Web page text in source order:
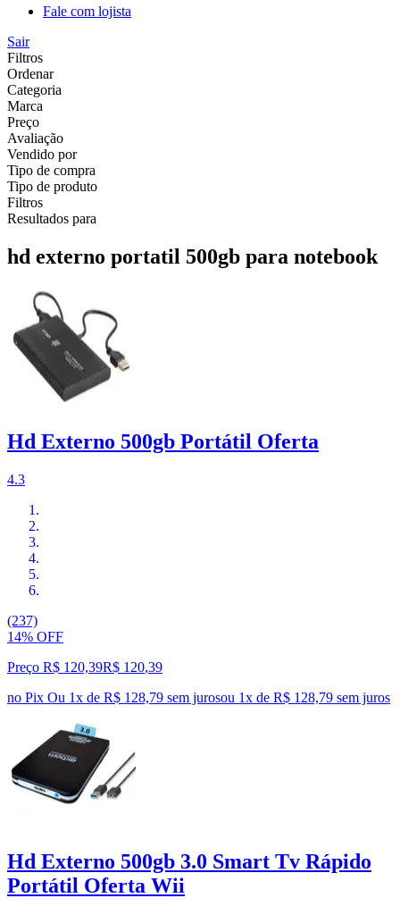
Fale com lojista
Sair
Filtros
Ordenar
Categoria
Marca
Preço
Avaliação
Vendido por
Tipo de compra
Tipo de produto
Filtros
Resultados para
hd externo portatil 500gb para notebook
Hd Externo 500gb Portátil Oferta
4.3
(237)
14% OFF
Preço R$ 120,39R$ 120,39
no Pix Ou 1x de R$ 128,79 sem jurosou 1x de R$ 128,79 sem juros
Hd Externo 500gb 3.0 Smart Tv Rápido
Portátil Oferta Wii